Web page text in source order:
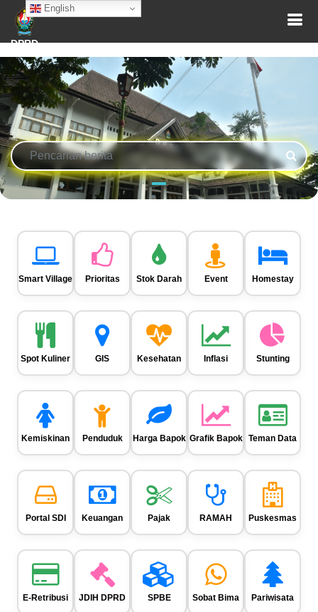
English
DPRD
Smart Village Prioritas Stok Darah Event Homestay
Spot Kuliner GIS Kesehatan Inflasi Stunting
Kemiskinan Penduduk Harga Bapok Grafik Bapok Teman Data
Portal SDI Keuangan Pajak RAMAH Puskesmas
E-Retribusi JDIH DPRD SPBE Sobat Bima Pariwisata